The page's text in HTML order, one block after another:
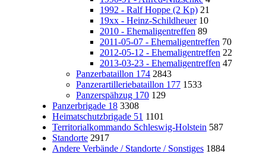
1992 - Ralf Hoppe (2 Kp) 21
19xx - Heinz-Schildheuer 10
2010 - Ehemaligentreffen 89
2011-05-07 - Ehemaligentreffen 70
2012-05-12 - Ehemaligentreffen 22
2013-03-23 - Ehemaligentreffen 47
Panzerbataillon 174 2843
Panzerartilleriebataillon 177 1533
Panzerspähzug 170 129
Panzerbrigade 18 3308
Heimatschutzbrigade 51 1101
Territorialkommando Schleswig-Holstein 587
Standorte 2917
Andere Verbände / Standorte / Sonstiges 1884